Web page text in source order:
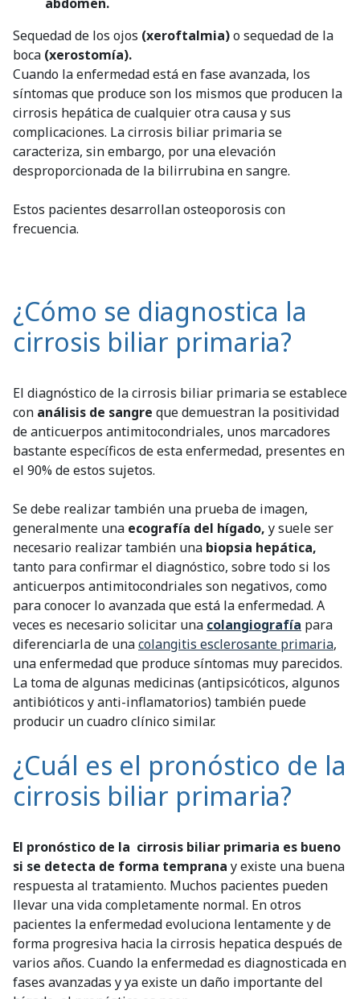
Sequedad de los ojos (xeroftalmia)o sequedad de la
boca (xerostomía).
Cuando la enfermedad está en fase avanzada, los
síntomas que produce son los mismos que producen la
cirrosis hepática de cualquier otra causa y sus
complicaciones. La cirrosis biliar primaria se
caracteriza, sin embargo, por una elevación
desproporcionada de la bilirrubina en sangre.
Estos pacientes desarrollan osteoporosis con
frecuencia.
¿Cómo se diagnostica la
cirrosis biliar primaria?
El diagnóstico de la cirrosis biliar primaria se establece
con análisis de sangre que demuestran la positividad
de anticuerpos antimitocondriales, unos marcadores
bastante específicos de esta enfermedad, presentes en
el 90% de estos sujetos.
Se debe realizar también una prueba de imagen,
generalmente una ecografía del hígado, y suele ser
necesario realizar también una biopsia hepática,
tanto para confirmar el diagnóstico, sobre todo si los
anticuerpos antimitocondriales son negativos, como
para conocer lo avanzada que está la enfermedad. A
veces es necesario solicitar una colangiografía para
diferenciarla de unacolangitis esclerosante primaria,
una enfermedad que produce síntomas muy parecidos.
La toma de algunas medicinas (antipsicóticos, algunos
antibióticos y anti-inflamatorios) también puede
producir un cuadro clínico similar.
¿Cuál es el pronóstico de la
cirrosis biliar primaria?
El pronóstico de la cirrosis biliar primaria es bueno
si se detecta de forma temprana y existe una buena
respuesta al tratamiento. Muchos pacientes pueden
llevar una vida completamente normal. En otros
pacientes la enfermedad evoluciona lentamente y de
forma progresiva hacia la cirrosis hepatica después de
varios años. Cuando la enfermedad es diagnosticada en
fases avanzadas y ya existe un daño importante del